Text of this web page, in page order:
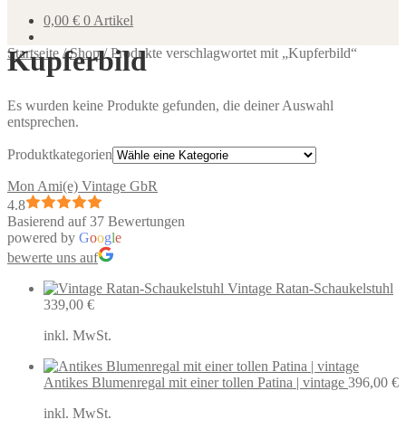
0,00 € 0 Artikel
Startseite /Shop/Produkte verschlagwortet mit „Kupferbild“
Kupferbild
Es wurden keine Produkte gefunden, die deiner Auswahl
entsprechen.
Produktkategorien
Mon Ami(e) Vintage GbR
4.8
Basierend auf 37 Bewertungen
powered by Google
bewerte uns auf
Vintage Ratan-Schaukelstuhl
339,00 €
inkl. MwSt.
Antikes Blumenregal mit einer tollen Patina | vintage 396,00 €
inkl. MwSt.